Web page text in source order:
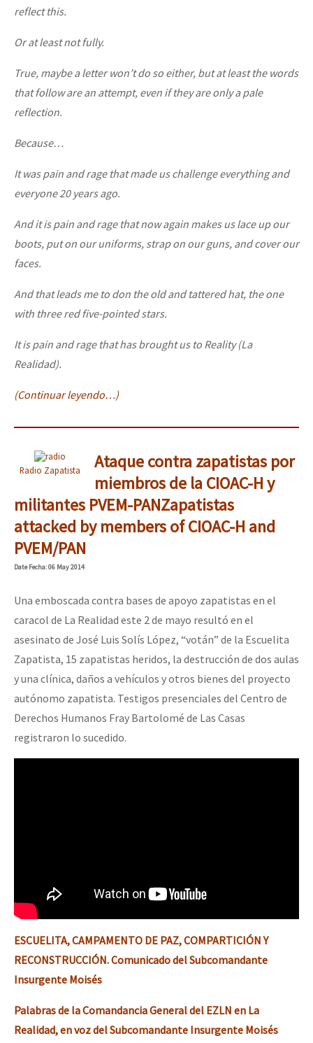
reflect this.
Or at least not fully.
True, maybe a letter won’t do so either, but at least the words
that follow are an attempt, even if they are only a pale
reflection.
Because…
It was pain and rage that made us challenge everything and
everyone 20 years ago.
And it is pain and rage that now again makes us lace up our
boots, put on our uniforms, strap on our guns, and cover our
faces.
And that leads me to don the old and tattered hat, the one
with three red five-pointed stars.
It is pain and rage that has brought us to Reality (La
Realidad).
(Continuar leyendo…)
Radio Zapatista
Ataque contra zapatistas por
miembros de la CIOAC-H y
militantes PVEM-PANZapatistas
attacked by members of CIOAC-H and
PVEM/PAN
DateFecha: 06 May 2014
Una emboscada contra bases de apoyo zapatistas en el
caracol de La Realidad este 2 de mayo resultó en el
asesinato de José Luis Solís López, “votán” de la Escuelita
Zapatista, 15 zapatistas heridos, la destrucción de dos aulas
y una clínica, daños a vehículos y otros bienes del proyecto
autónomo zapatista. Testigos presenciales del Centro de
Derechos Humanos Fray Bartolomé de Las Casas
registraron lo sucedido.
ESCUELITA, CAMPAMENTO DE PAZ, COMPARTICIÓN Y
RECONSTRUCCIÓN. Comunicado del Subcomandante
Insurgente Moisés
Palabras de la Comandancia General del EZLN en La
Realidad, en voz del Subcomandante Insurgente Moisés